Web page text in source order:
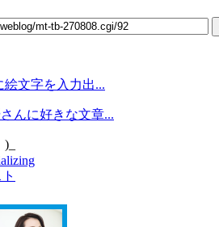
文字を入力出...
んに好きな文章...